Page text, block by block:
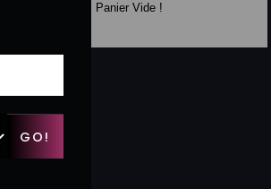
Panier Vide !